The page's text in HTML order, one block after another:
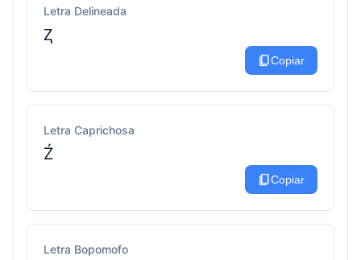
Letra Delineada
Ⱬ
content_copyCopiar
Letra Caprichosa
Ź
content_copyCopiar
Letra Bopomofo